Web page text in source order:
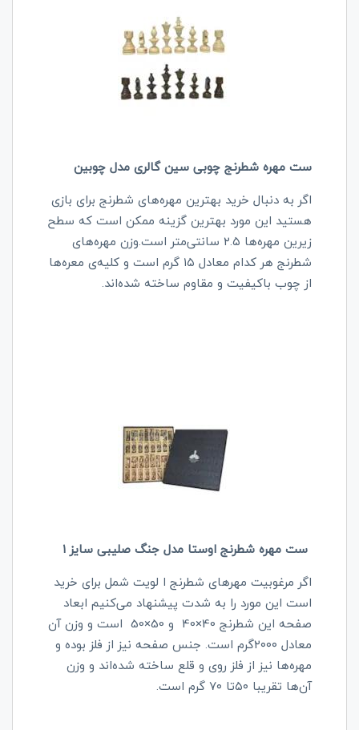
ست مهره شطرنج چوبی سین گالری مدل چوبین
اگر به دنبال خرید بهترین مهره‌های شطرنج برای بازی
هستید این مورد بهترین گزینه ممکن است که سطح
زیرین مهره‌ها ۲.۵ سانتی‌متر است.وزن مهره‌های
شطرنج هر کدام‌ معادل ۱۵ گرم است و کلیه‌ی معره‌ها
از چوب باکیفیت و مقاوم ساخته شده‌اند.
ست مهره شطرنج اوستا مدل جنگ صلیبی سایز ۱
اگر مرغوبیت مهر‌های شطرنج ا لویت شمل برای خرید
است این مورد را به شدت پیشنهاد می‌کنیم‌ ابعاد
صفحه این شطرنج 40×40 و 50×50 است و وزن آن
معادل ۲۰۰۰گرم است. جنس صفحه نیز از فلز بوده و
مهره‌ها نیز از فلز روی و قلع ساخته شده‌اند و وزن
آن‌ها تقریبا ۵۰تا ۷۰ گرم است.